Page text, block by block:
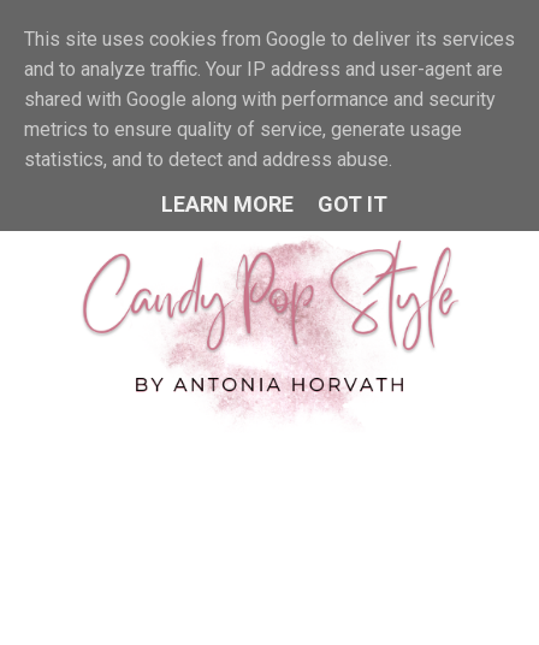
MENU
This site uses cookies from Google to deliver its services
and to analyze traffic. Your IP address and user-agent are
shared with Google along with performance and security
metrics to ensure quality of service, generate usage
statistics, and to detect and address abuse.
LEARN MORE GOT IT